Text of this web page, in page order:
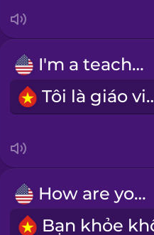
Swedish
Thai
Turkish
I'm a teacher.
Tôi là
How are you?